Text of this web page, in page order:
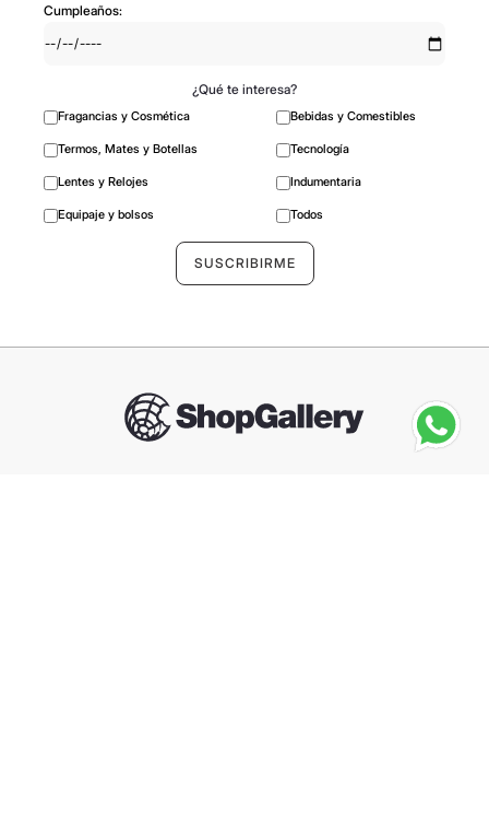
Cumpleaños:
¿Qué te interesa?
Fragancias y Cosmética Bebidas y Comestibles
Termos, Mates y Botellas Tecnología
Lentes y Relojes Indumentaria
Equipaje y bolsos Todos